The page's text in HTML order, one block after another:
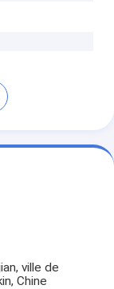
ville de
Chine